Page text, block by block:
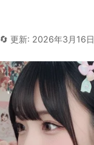
🔄 更新: 2026年3月16日